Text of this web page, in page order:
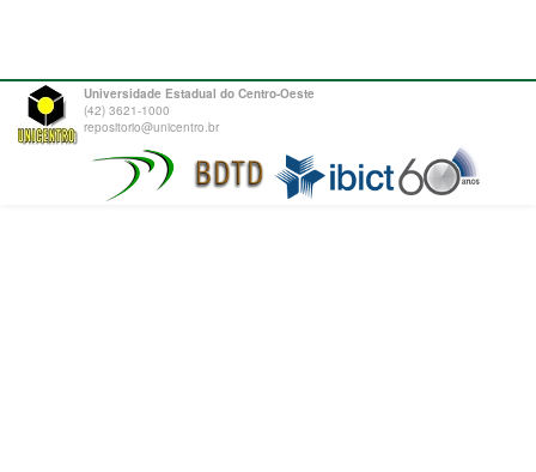
Universidade Estadual do Centro-Oeste
(42) 3621-1000
repositorio@unicentro.br